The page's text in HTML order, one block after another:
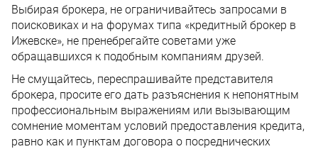
Выбирая брокера, не ограничивайтесь запросами в
поисковиках и на форумах типа «кредитный брокер в
Ижевске», не пренебрегайте советами уже
обращавшихся к подобным компаниям друзей.
Не смущайтесь, переспрашивайте представителя
брокера, просите его дать разъяснения к непонятным
профессиональным выражениям или вызывающим
сомнение моментам условий предоставления кредита,
равно как и пунктам договора о посреднических